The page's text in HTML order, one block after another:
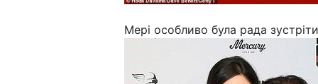
Мері особливо була рада